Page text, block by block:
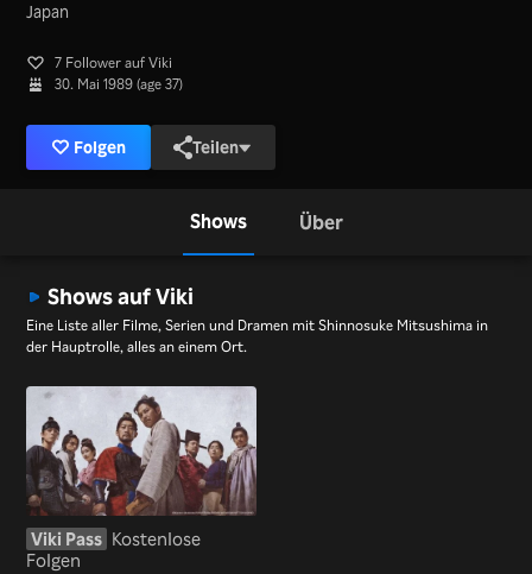
Japan
7 Follower auf Viki
30. Mai 1989 (age 37)
Folgen Teilen
Shows Über
Shows auf Viki
Eine Liste aller Filme, Serien und Dramen mit Shinnosuke Mitsushima in
der Hauptrolle, alles an einem Ort.
Viki Pass Kostenlose
Folgen